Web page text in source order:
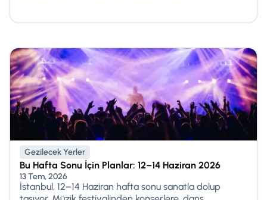
Gezilecek Yerler
Bu Hafta Sonu İçin Planlar: 12–14 Haziran 2026
13 Tem, 2026
İstanbul, 12–14 Haziran hafta sonu sanatla dolup